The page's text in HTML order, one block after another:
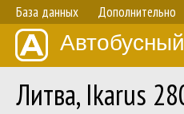
База данных Дополнительно
Литва, Ikarus